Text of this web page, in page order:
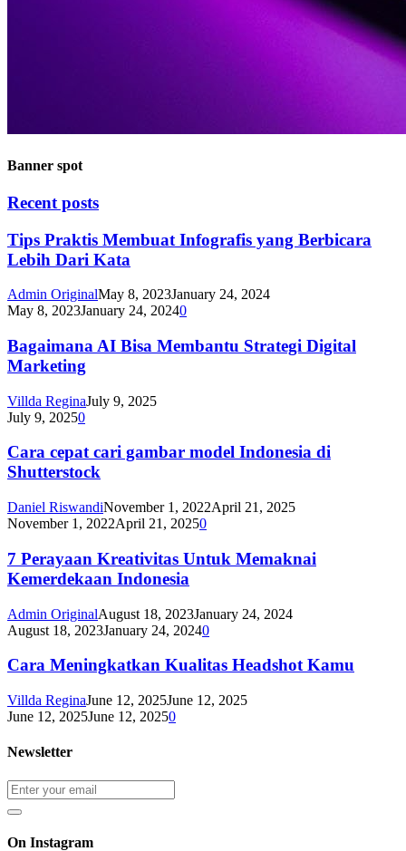
Banner spot
Recent posts
Tips Praktis Membuat Infografis yang Berbicara
Lebih Dari Kata
Admin OriginalMay 8, 2023January 24, 2024
May 8, 2023January 24, 20240
Bagaimana AI Bisa Membantu Strategi Digital
Marketing
Villda ReginaJuly 9, 2025
July 9, 20250
Cara cepat cari gambar model Indonesia di
Shutterstock
Daniel RiswandiNovember 1, 2022April 21, 2025
November 1, 2022April 21, 20250
7 Perayaan Kreativitas Untuk Memaknai
Kemerdekaan Indonesia
Admin OriginalAugust 18, 2023January 24, 2024
August 18, 2023January 24, 20240
Cara Meningkatkan Kualitas Headshot Kamu
Villda ReginaJune 12, 2025June 12, 2025
June 12, 2025June 12, 20250
Newsletter
On Instagram